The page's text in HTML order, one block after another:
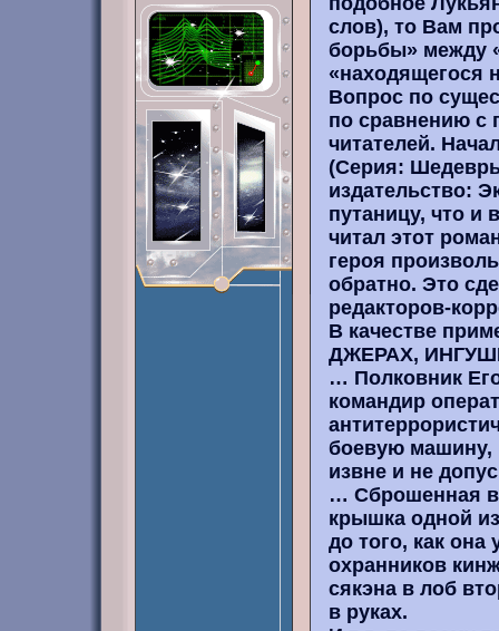
слов), то Вам
борьбы» между
«находящегося
Вопрос по
по сравнению
читателей.
(Серия:
издательство:
путаницу, что и
читал этот
героя
обратно. Это
редакторов-
В качестве
ДЖЕРАХ,
… Полковник
командир
боевую машину,
извне и не
… Сброшенная
крышка одной
до того, как она
охранников
сякэна в лоб
в руках.